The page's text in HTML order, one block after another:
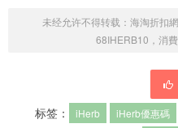
未经允许不得转载： 海淘折扣網
68IHERB10，消
标签： iHerb iHerb優惠碼